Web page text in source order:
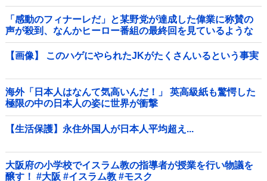
「感動のフィナーレだ」と某野党が達成した偉業に称賛の
声が殺到、なんかヒーロー番組の最終回を見ているような
気分に……他
【画像】 このハゲにやられたJKがたくさんいるという事実
海外「日本人はなんて気高いんだ！」 英高級紙も驚愕した
極限の中の日本人の姿に世界が衝撃
【生活保護】永住外国人が日本人平均超え...
大阪府の小学校でイスラム教の指導者が授業を行い物議を
醸す！ #大阪 #イスラム教 #モスク